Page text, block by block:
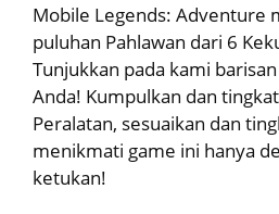
Mobile Legends: Adventure
puluhan Pahlawan dari 6
Tunjukkan pada kami
Anda! Kumpulkan dan
Peralatan, sesuaikan dan
menikmati game ini hanya
ketukan!